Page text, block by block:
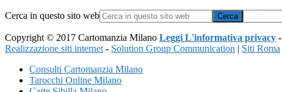
Cerca in questo sito web
Copyright © 2017 Cartomanzia Milano Leggi L'informativa privacy -
Realizzazione siti internet - Solution Group Communication | Siti Roma
Consulti Cartomanzia Milano
Tarocchi Online Milano